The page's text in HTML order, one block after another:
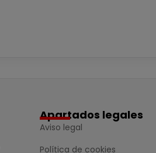
Apartados legales
Aviso legal
Política de cookies